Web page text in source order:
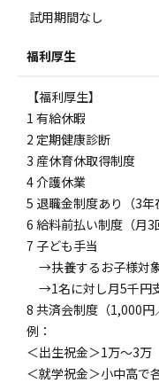
試用期間なし
福利厚生
【福利厚生】
1 有給休暇
2 定期健康診断
3 産休育休取得制度
4 介護休業
5 退職金制度あり（3年
6 給料前払い制度（月3
7 子ども手当
→扶養するお子様対
→1名に対し月5千円
8 共済会制度（1,000
例：
＜出生祝金＞1万～3万
＜就学祝金＞小中高で